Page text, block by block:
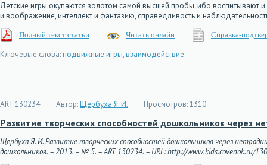
Детские игры окупаются золотом самой высшей пробы, ибо воспитывают
и воображение, интеллект и фантазию, справедливость и
Полный текст статьи Читать онлайн Справка-
Ключевые слова:подвижные игры,взаимодействие
ART 130234 Автор:Щербуха Я. И. Просмотров:1310
Развитие творческих способностей дошкольников через
Щербуха Я. И. Развитие творческих способностей дошкольников через
дошкольников. – 2013. – № 5. – ART 130234. – URL: http://www.kids.covenok.ru/